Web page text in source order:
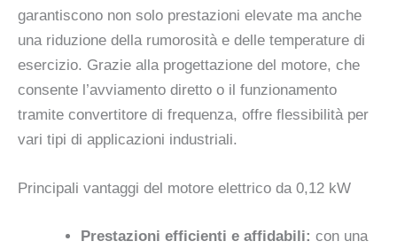
garantiscono non solo prestazioni elevate ma anche
una riduzione della rumorosità e delle temperature di
esercizio. Grazie alla progettazione del motore, che
consente l’avviamento diretto o il funzionamento
tramite convertitore di frequenza, offre flessibilità per
vari tipi di applicazioni industriali.
Principali vantaggi del motore elettrico da 0,12 kW
Prestazioni efficienti e affidabili: con una